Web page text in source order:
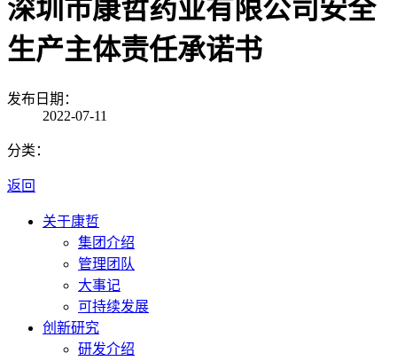
深圳市康哲药业有限公司安全
生产主体责任承诺书
发布日期：
2022-07-11
分类：
返回
关于康哲
集团介绍
管理团队
大事记
可持续发展
创新研究
研发介绍